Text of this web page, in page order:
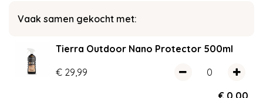
Vaak samen gekocht met:
Tierra Outdoor Nano Protector 500ml
€ 29 99
€ 0,00